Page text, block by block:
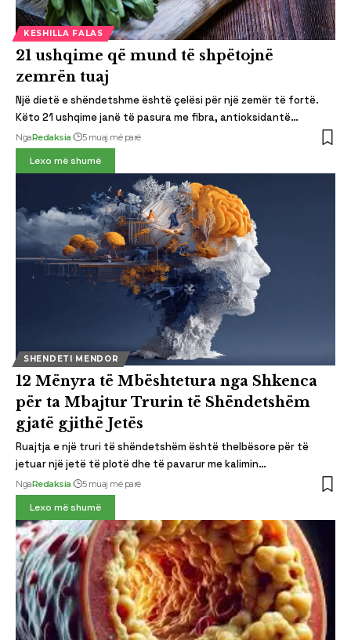
KESHILLA FALAS
21 ushqime që mund të shpëtojnë
zemrën tuaj
Një dietë e shëndetshme është çelësi për një zemër të fortë.
Këto 21 ushqime janë të pasura me fibra, antioksidantë…
NgaRedaksia 5 muaj më parë
Lexo më shumë
SHENDETI MENDOR
12 Mënyra të Mbështetura nga Shkenca
për ta Mbajtur Trurin të Shëndetshëm
gjatë gjithë Jetës
Ruajtja e një truri të shëndetshëm është thelbësore për të
jetuar një jetë të plotë dhe të pavarur me kalimin…
NgaRedaksia 5 muaj më parë
Lexo më shumë